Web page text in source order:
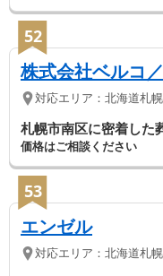
52
株式会社ベルコ
対応エリア： 北海道札
札幌市南区に密着した
価格はご相談ください
53
エンゼル
対応エリア： 北海道札